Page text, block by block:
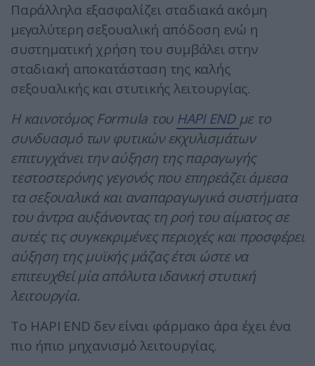
Παράλληλα εξασφαλίζει σταδιακά ακόμη
μεγαλύτερη σεξουαλική απόδοση ενώ η
συστηματική χρήση του συμβάλει στην
σταδιακή αποκατάσταση της καλής
σεξουαλικής και στυτικής λειτουργίας.
Η καινοτόμοςFormula του HAPIEND με το
συνδυασμό των φυτικών εκχυλισμάτων
επιτυγχάνει την αύξηση της παραγωγής
τεστοστερόνης γεγονός που επηρεάζει άμεσα
τα σεξουαλικά και αναπαραγωγικά συστήματα
του άντρα αυξάνοντας τη ροή του αίματος σε
αυτές τις συγκεκριμένες περιοχές και προσφέρει
αύξηση της μυϊκής μάζας έτσι ώστε να
επιτευχθεί μία απόλυτα ιδανική στυτική
λειτουργία.
Το HAPI END δεν είναι φάρμακο άρα έχει ένα
πιο ήπιο μηχανισμό λειτουργίας.